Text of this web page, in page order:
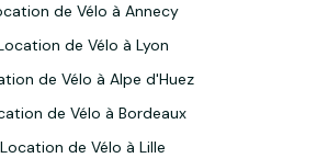
de Vélo à Annecy
de Vélo à Lyon
de Vélo à Alpe d'Huez
de Vélo à Bordeaux
Location de Vélo à Lille